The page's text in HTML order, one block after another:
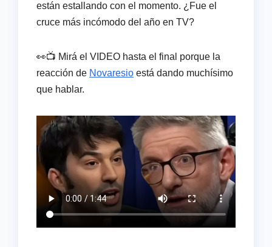
están estallando con el momento. ¿Fue el
cruce más incómodo del año en TV?
👀📺 Mirá el VIDEO hasta el final porque la
reacción de Novaresio está dando muchísimo
que hablar.